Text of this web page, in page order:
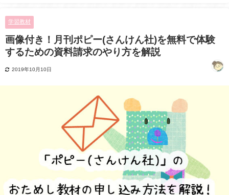
学習教材
画像付き！月刊ポピー(さんけん社)を無料で体験
するための資料請求のやり方を解説
2019年10月10日